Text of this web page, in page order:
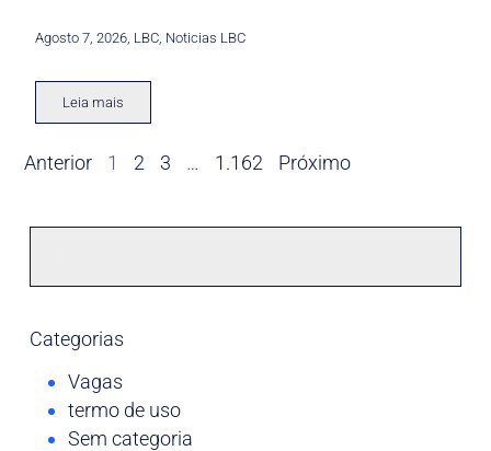
Agosto 7, 2026 LBC Noticias LBC
Leia mais
Anterior 1 2 3 … 1.162 Próximo
Categorias
Vagas
termo de uso
Sem categoria